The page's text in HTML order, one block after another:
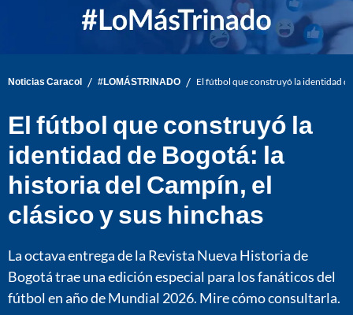
Noticias Caracol / #LOMÁSTRINADO / El fútbol que construyó la identidad
El fútbol que construyó la
identidad de Bogotá: la
historia del Campín, el
clásico y sus hinchas
La octava entrega de la Revista Nueva Historia de
Bogotá trae una edición especial para los fanáticos del
fútbol en año de Mundial 2026. Mire cómo consultarla.